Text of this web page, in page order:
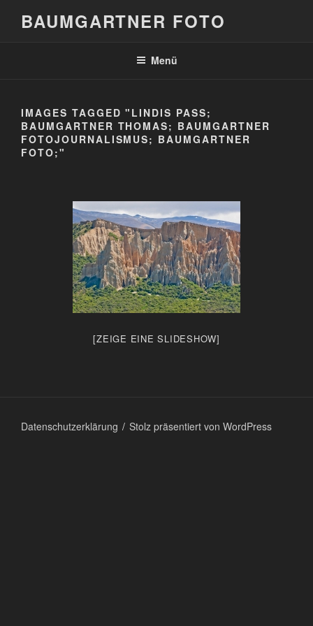
BAUMGARTNER FOTO
Menü
IMAGES TAGGED "LINDIS PASS;
BAUMGARTNER THOMAS; BAUMGARTNER
FOTOJOURNALISMUS; BAUMGARTNER
FOTO;"
[ZEIGE EINE SLIDESHOW]
Datenschutzerklärung Stolz präsentiert von WordPress